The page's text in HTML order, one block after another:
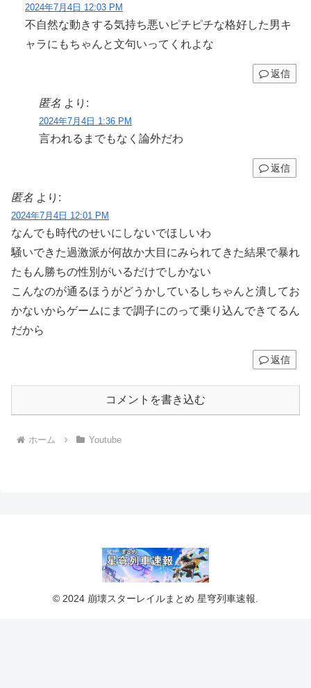
2024年7月4日 12:03 PM
不自然な動きする気持ち悪いピチピチな格好した男キ
ャラにもちゃんと文句いってくれよな
返信
匿名 より:
2024年7月4日 1:36 PM
言われるまでもなく論外だわ
返信
匿名 より:
2024年7月4日 12:01 PM
なんでも時代のせいにしないでほしいわ
騒いできた過激派が何故か大目にみられてきた結果で暴れ
たもん勝ちの性別がいるだけでしかない
こんなのが通るほうがどうかしているしちゃんと潰してお
かないからゲームにまで調子にのって乗り込んできてるん
だから
返信
コメントを書き込む
ホーム Youtube
© 2024 崩壊スターレイルまとめ 星穹列車速報.